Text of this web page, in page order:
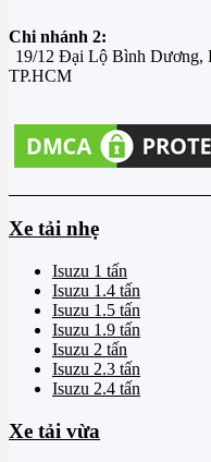
Chi nhánh 2:
19/12 Đại Lộ Bình Dương,
TP.HCM
Xe tải nhẹ
Isuzu 1 tấn
Isuzu 1.4 tấn
Isuzu 1.5 tấn
Isuzu 1.9 tấn
Isuzu 2 tấn
Isuzu 2.3 tấn
Isuzu 2.4 tấn
Xe tải vừa